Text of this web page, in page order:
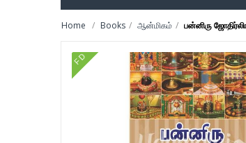
Home Books ஆன்மிகம் பன்னிரு
FD